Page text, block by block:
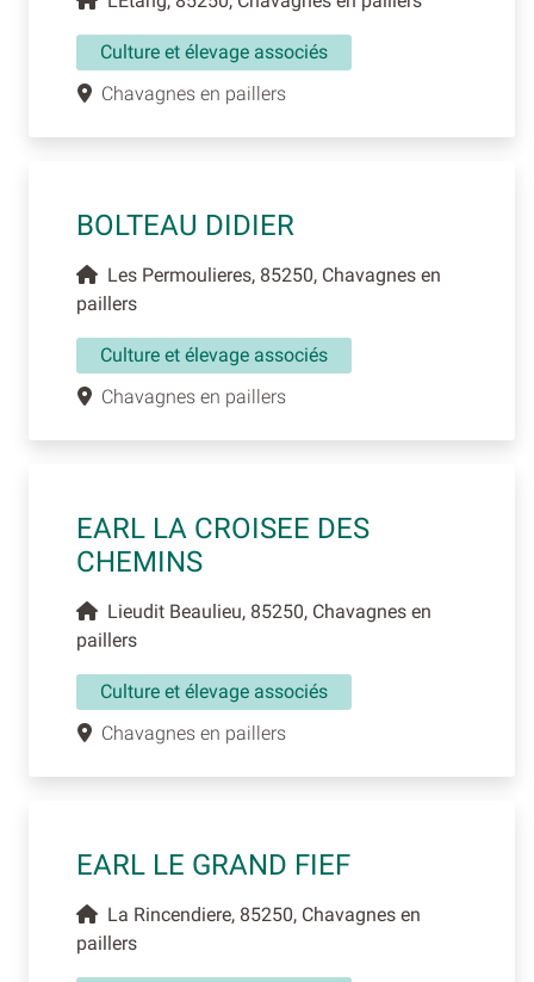
Culture et élevage associés
Chavagnes en paillers
BOLTEAU DIDIER
Les Permoulieres, 85250, Chavagnes en
paillers
Culture et élevage associés
Chavagnes en paillers
EARL LA CROISEE DES
CHEMINS
Lieudit Beaulieu, 85250, Chavagnes en
paillers
Culture et élevage associés
Chavagnes en paillers
EARL LE GRAND FIEF
La Rincendiere, 85250, Chavagnes en
paillers